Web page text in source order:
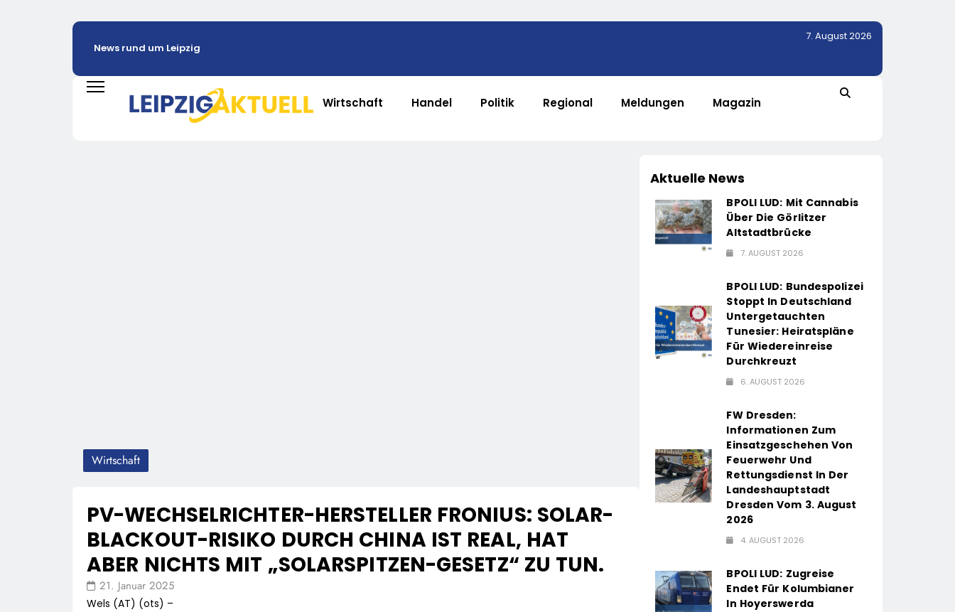
News rund um Leipzig
7. August 2026
Wirtschaft Handel Politik Regional Meldungen Magazin
Wirtschaft
PV-WECHSELRICHTER-HERSTELLER FRONIUS: SOLAR-
BLACKOUT-RISIKO DURCH CHINA IST REAL, HAT
ABER NICHTS MIT „SOLARSPITZEN-GESETZ“ ZU TUN.
21. Januar 2025
Wels (AT) (ots) –
Aktuelle News
BPOLI LUD: Mit Cannabis
Über Die Görlitzer
Altstadtbrücke
7. AUGUST 2026
BPOLI LUD: Bundespolizei
Stoppt In Deutschland
Untergetauchten
Tunesier: Heiratspläne
Für Wiedereinreise
Durchkreuzt
6. AUGUST 2026
FW Dresden:
Informationen Zum
Einsatzgeschehen Von
Feuerwehr Und
Rettungsdienst In Der
Landeshauptstadt
Dresden Vom 3. August
2026
4. AUGUST 2026
BPOLI LUD: Zugreise
Endet Für Kolumbianer
In Hoyerswerda